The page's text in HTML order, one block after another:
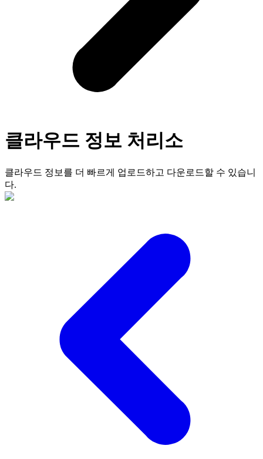
클라우드 정보 처리소
클라우드 정보를 더 빠르게 업로드하고 다운로드할 수 있습니
다.